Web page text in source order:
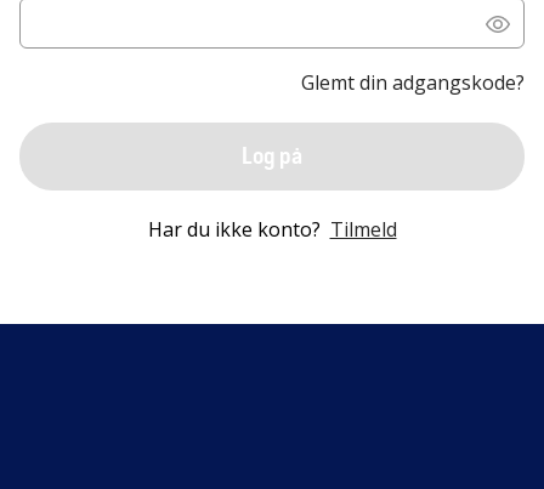
Glemt din adgangskode?
Log på
Har du ikke konto? Tilmeld